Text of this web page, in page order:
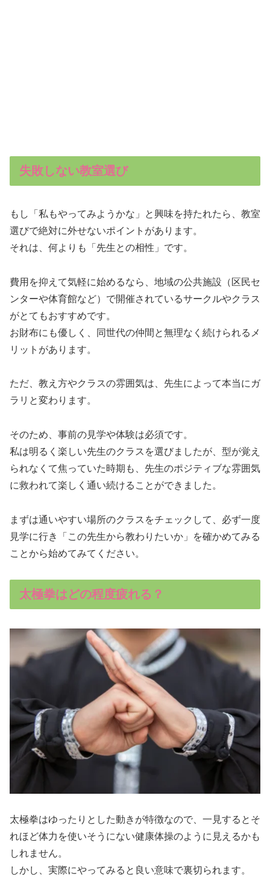
失敗しない教室選び
もし「私もやってみようかな」と興味を持たれたら、教室
選びで絶対に外せないポイントがあります。
それは、何よりも「先生との相性」です。
費用を抑えて気軽に始めるなら、地域の公共施設（区民セ
ンターや体育館など）で開催されているサークルやクラス
がとてもおすすめです。
お財布にも優しく、同世代の仲間と無理なく続けられるメ
リットがあります。
ただ、教え方やクラスの雰囲気は、先生によって本当にガ
ラリと変わります。
そのため、事前の見学や体験は必須です。
私は明るく楽しい先生のクラスを選びましたが、型が覚え
られなくて焦っていた時期も、先生のポジティブな雰囲気
に救われて楽しく通い続けることができました。
まずは通いやすい場所のクラスをチェックして、必ず一度
見学に行き「この先生から教わりたいか」を確かめてみる
ことから始めてみてください。
太極拳はどの程度疲れる？
太極拳はゆったりとした動きが特徴なので、一見するとそ
れほど体力を使いそうにない健康体操のように見えるかも
しれません。
しかし、実際にやってみると良い意味で裏切られます。